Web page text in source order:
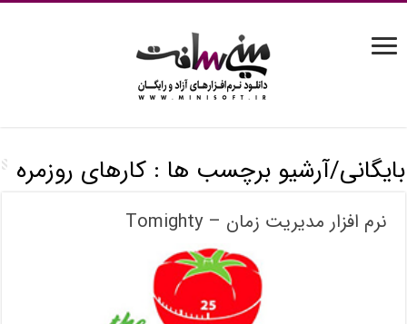
بایگانی/آرشیو برچسب ها :کارهای روزمره
نرم افزار مدیریت زمان – Tomighty